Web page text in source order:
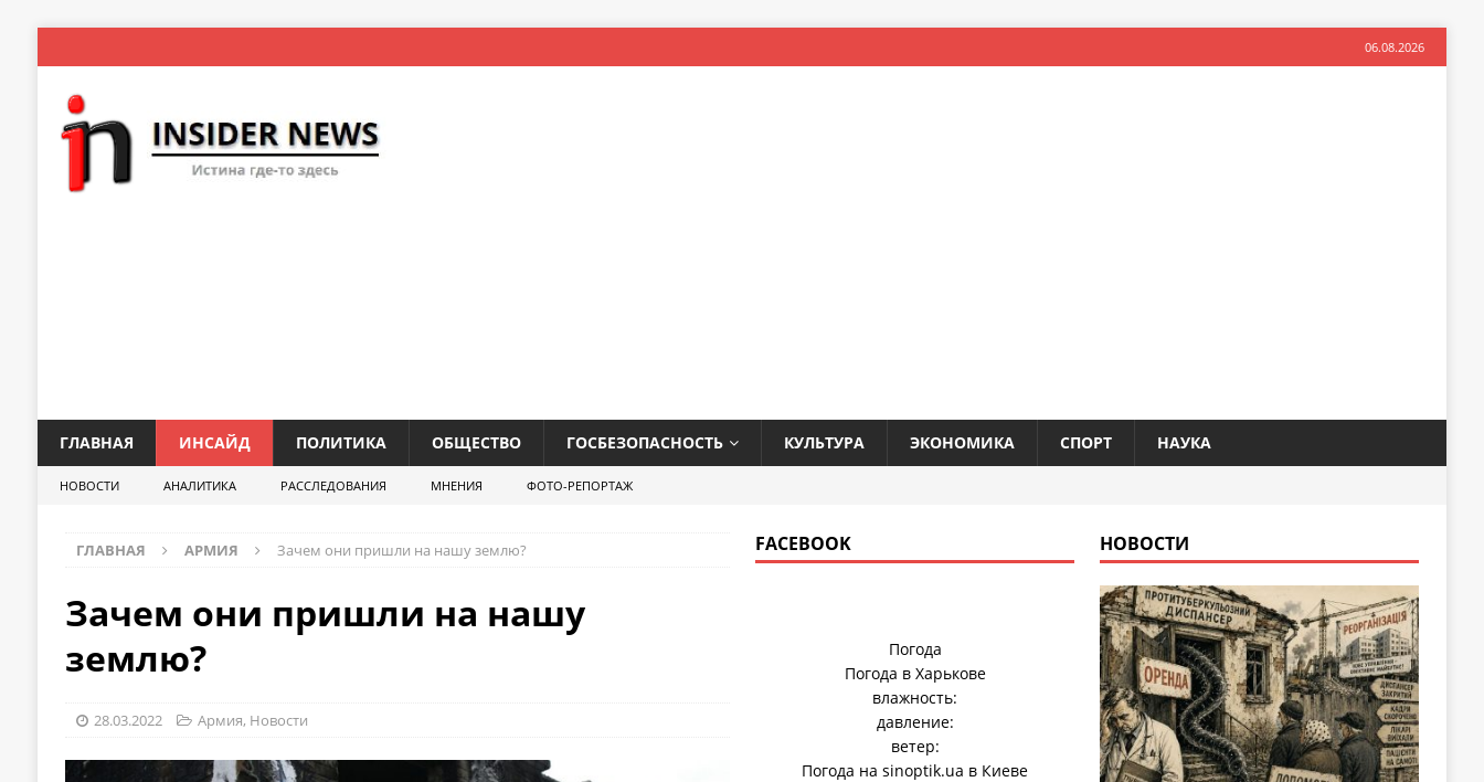
06.08.2026
ГЛАВНАЯ ИНСАЙД ПОЛИТИКА ОБЩЕСТВО ГОСБЕЗОПАСНОСТЬ КУЛЬТУРА ЭКОНОМИКА СПОРТ НАУКА
НОВОСТИ АНАЛИТИКА РАССЛЕДОВАНИЯ МНЕНИЯ ФОТО-РЕПОРТАЖ
ГЛАВНАЯ АРМИЯ Зачем они пришли на нашу землю?
Зачем они пришли на нашу
землю?
28.03.2022 Армия, Новости
FACEBOOK
Погода
Погода в Харькове
влажность:
давление:
ветер:
Погода наsinoptik.ua в Киеве
НОВОСТИ